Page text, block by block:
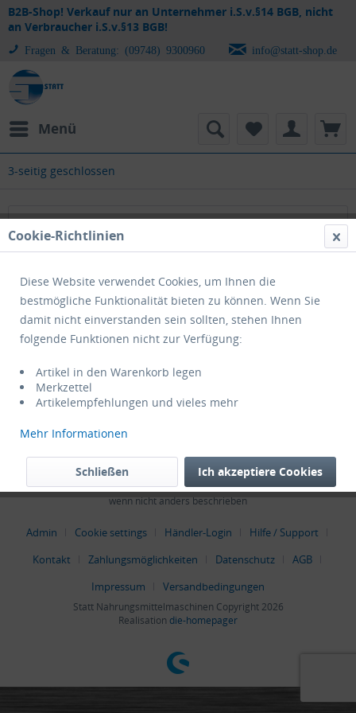
B2B-Shop! Verkauf nur an Unternehmer i.S.v.§14 BGB, nicht
an Verbraucher i.S.v.§13 BGB!
Fragen & Beratung: (09748) 9300960 info@statt-shop.de
Menü
3-seitig geschlossen
3-seitig geschlossen
Service Hotline
Shop Service
Informationen
* Alle Preise verstehen sich zzgl. Mehrwertsteuer und
wenn nicht anders beschrieben
Admin Cookie settings Händler-Login
Hilfe / Support
Kontakt
Zahlungsmöglichkeiten Datenschutz
AGB
Impressum
Versandbedingungen
Statt Nahrungsmittelmaschinen Copyright 2026
Realisation die-homepager
Cookie-Richtlinien
Diese Website verwendet Cookies, um Ihnen die
bestmögliche Funktionalität bieten zu können. Wenn Sie
damit nicht einverstanden sein sollten, stehen Ihnen
folgende Funktionen nicht zur Verfügung:
Artikel in den Warenkorb legen
Merkzettel
Artikelempfehlungen und vieles mehr
Mehr Informationen
Ich akzeptiere Cookies
Schließen